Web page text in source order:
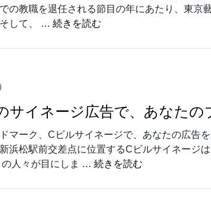
の教職を退任される節目の年にあたり、東京
して、 … 続きを読む
サイネージ広告で、あなたの
マーク、Cビルサイネージで、あなたの広告
浜松駅前交差点に位置するCビルサイネージ
の人々が目にしま … 続きを読む